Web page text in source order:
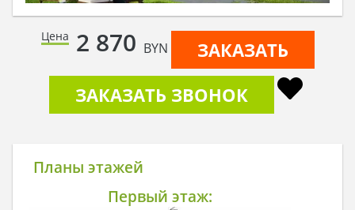
Цена 2 870 BYN
ЗАКАЗАТЬ
ЗАКАЗАТЬ ЗВОНОК
Планы этажей
Первый этаж: